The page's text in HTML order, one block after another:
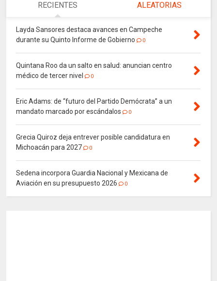
RECIENTES ALEATORIAS
Layda Sansores destaca avances en Campeche
durante su Quinto Informe de Gobierno
0
Quintana Roo da un salto en salud: anuncian centro
médico de tercer nivel
0
Eric Adams: de “futuro del Partido Demócrata” a un
mandato marcado por escándalos
0
Grecia Quiroz deja entrever posible candidatura en
Michoacán para 2027
0
Sedena incorpora Guardia Nacional y Mexicana de
Aviación en su presupuesto 2026
0